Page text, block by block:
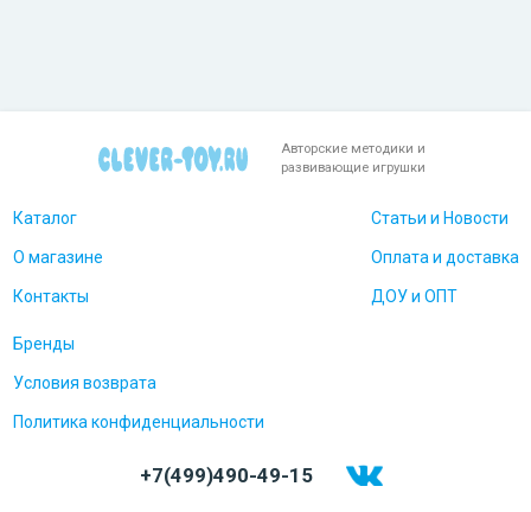
Авторские методики и
развивающие игрушки
Каталог
О магазине
Контакты
Статьи и Новости
Оплата и доставка
ДОУ и ОПТ
Бренды
Условия возврата
Политика конфиденциальности
+7(499)490-49-15